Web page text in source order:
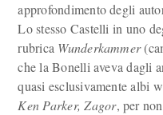
approfondimento degli
Lo stesso Castelli in uno
rubrica Wunderkammer
che la Bonelli aveva dagli
quasi esclusivamente albi
Ken Parker, Zagor, per